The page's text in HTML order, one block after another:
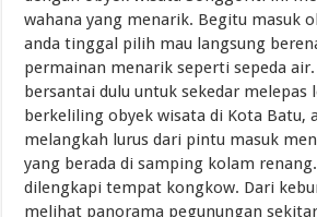
wahana yang menarik. Begitu masuk
anda tinggal pilih mau langsung
permainan menarik seperti sepeda
bersantai dulu untuk sekedar melepas
berkeliling obyek wisata di Kota Batu,
melangkah lurus dari pintu masuk
yang berada di samping kolam
dilengkapi tempat kongkow. Dari
melihat panorama pegunungan